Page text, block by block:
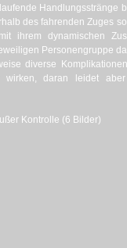
Handlungsstränge
des fahrenden Zuges
ihrem dynamischen
Personengruppe
diverse
wirken, daran leidet
Kontrolle (6 Bilder)